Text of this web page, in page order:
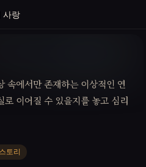
사랑
속에서만 존재하는 이상적인 연
이어질 수 있을지를 놓고 심리
토리